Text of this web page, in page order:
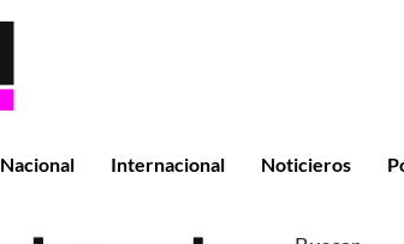
Nacional Internacional Noticieros